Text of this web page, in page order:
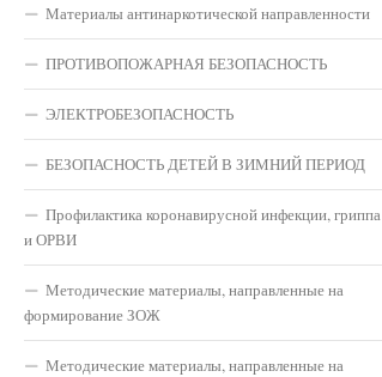
Материалы антинаркотической направленности
ПРОТИВОПОЖАРНАЯ БЕЗОПАСНОСТЬ
ЭЛЕКТРОБЕЗОПАСНОСТЬ
БЕЗОПАСНОСТЬ ДЕТЕЙ В ЗИМНИЙ ПЕРИОД
Профилактика коронавирусной инфекции, гриппа
и ОРВИ
Методические материалы, направленные на
формирование ЗОЖ
Методические материалы, направленные на